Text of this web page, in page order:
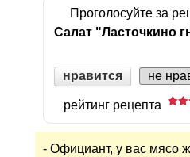
Проголосуйте за
Салат "Ласточкино
нравится не
рейтинг рецепта
- Официант, у вас мясо